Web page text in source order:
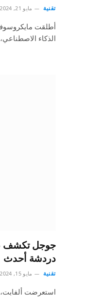
تقنية مايو 21, 2024
أطلقت
الذكاء
جوجل تكشف
دردشة أحدث
تقنية مايو 15, 2024
استعرضت